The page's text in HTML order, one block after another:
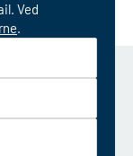
Ved
.